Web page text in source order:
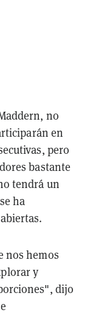
no
en
pero
bastante
tendrá un
ha
nos hemos
y
dijo